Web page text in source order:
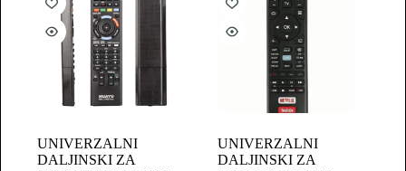
UNIVERZALNI
DALJINSKI ZA
UNIVERZALNI
DALJINSKI ZA